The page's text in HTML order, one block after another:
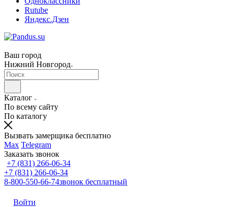
Rutube
Яндекс.Дзен
Ваш город
Нижний Новгород
Каталог
По всему сайту
По каталогу
Вызвать замерщика бесплатно
Max Telegram
Заказать звонок
+7 (831) 266-06-34
+7 (831) 266-06-34
8-800-550-66-74звонок бесплатный
Войти